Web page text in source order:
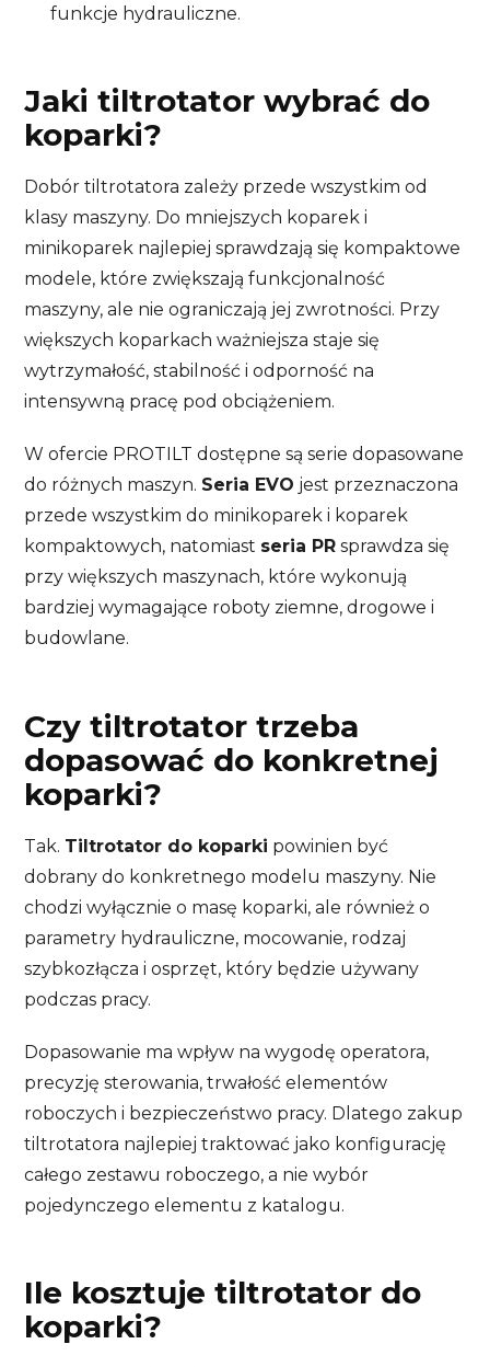
funkcje hydrauliczne.
Jaki tiltrotator wybrać do
koparki?
Dobór tiltrotatora zależy przede wszystkim od
klasy maszyny. Do mniejszych koparek i
minikoparek najlepiej sprawdzają się kompaktowe
modele, które zwiększają funkcjonalność
maszyny, ale nie ograniczają jej zwrotności. Przy
większych koparkach ważniejsza staje się
wytrzymałość, stabilność i odporność na
intensywną pracę pod obciążeniem.
W ofercie PROTILT dostępne są serie dopasowane
do różnych maszyn. Seria EVO jest przeznaczona
przede wszystkim do minikoparek i koparek
kompaktowych, natomiast seria PR sprawdza się
przy większych maszynach, które wykonują
bardziej wymagające roboty ziemne, drogowe i
budowlane.
Czy tiltrotator trzeba
dopasować do konkretnej
koparki?
Tak. Tiltrotator do koparki powinien być
dobrany do konkretnego modelu maszyny. Nie
chodzi wyłącznie o masę koparki, ale również o
parametry hydrauliczne, mocowanie, rodzaj
szybkozłącza i osprzęt, który będzie używany
podczas pracy.
Dopasowanie ma wpływ na wygodę operatora,
precyzję sterowania, trwałość elementów
roboczych i bezpieczeństwo pracy. Dlatego zakup
tiltrotatora najlepiej traktować jako konfigurację
całego zestawu roboczego, a nie wybór
pojedynczego elementu z katalogu.
Ile kosztuje tiltrotator do
koparki?